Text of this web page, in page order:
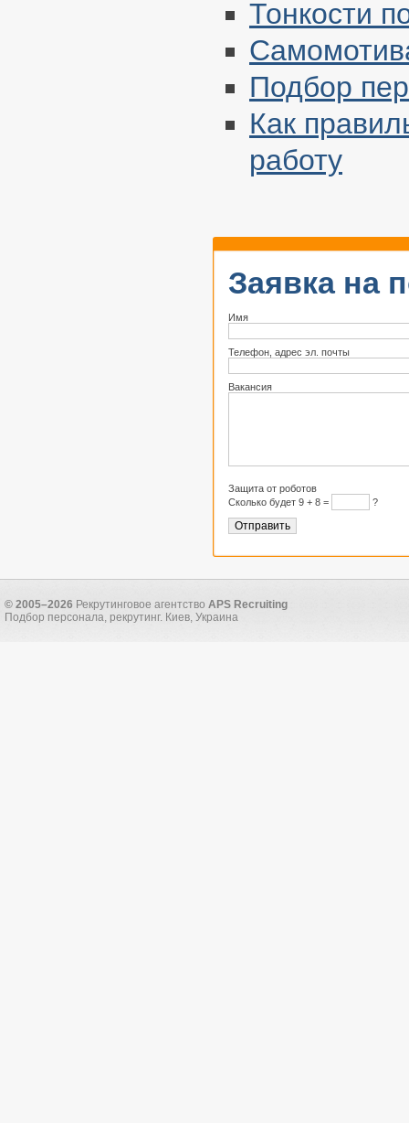
Тонкости
Подбор
Как
работу
Заявка на
Имя
Телефон, адрес эл. почты
Вакансия
Защита от роботов
Сколько будет 9 + 8 =
?
© 2005–2026 Рекрутинговое агентство APS Recruiting
Подбор персонала, рекрутинг. Киев, Украина